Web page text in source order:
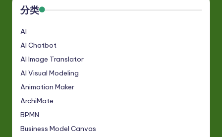
分类
AI
AI Chatbot
AI Image Translator
AI Visual Modeling
Animation Maker
ArchiMate
BPMN
Business Model Canvas